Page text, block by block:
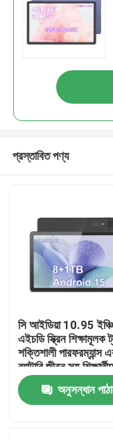
বাড়ি
প্রস্তাবিত পণ্য
সি আইডিয়া 10.95 ইঞ্চি
এইচডি স্ক্রিন শিক্ষামূলক
শক্তিশালী পারফরম্যান্স
ব্যাটারি জীবন সহ
জন্য
অনুসন্ধান